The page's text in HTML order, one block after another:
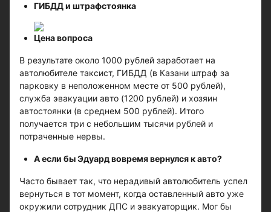
ГИБДД и штрафстоянка
Цена вопроса
В результате около 1000 рублей заработает на
автолюбителе таксист, ГИБДД (в Казани штраф за
парковку в неположенном месте от 500 рублей),
служба эвакуации авто (1200 рублей) и хозяин
автостоянки (в среднем 500 рублей). Итого
получается три с небольшим тысячи рублей и
потраченные нервы.
А если бы Эдуард вовремя вернулся к авто?
Часто бывает так, что нерадивый автолюбитель успел
вернуться в тот момент, когда оставленный авто уже
окружили сотрудник ДПС и эвакуаторщик. Мог бы